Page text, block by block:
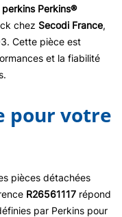
Perkins®
chez Secodi France,
Cette pièce est
et la fiabilité
pour votre
pièces détachées
R26561117 répond
par Perkins pour